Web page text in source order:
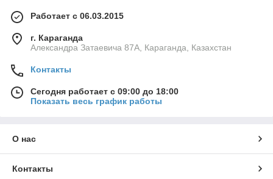
Работает с 06.03.2015
г. Караганда
Александра Затаевича 87А, Караганда, Казахстан
Контакты
Сегодня работает с 09:00 до 18:00
Показать весь график работы
О нас
Контакты